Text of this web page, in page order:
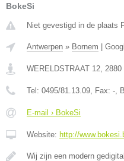
BokeSi
Niet gevestigd in de plaats
Antwerpen » Bornem
WERELDSTRAAT 12 2880
Tel: 0495/81.13.09 , Fax: - ,
E-mail › BokeSi
Website: http://
Wij zijn een modern